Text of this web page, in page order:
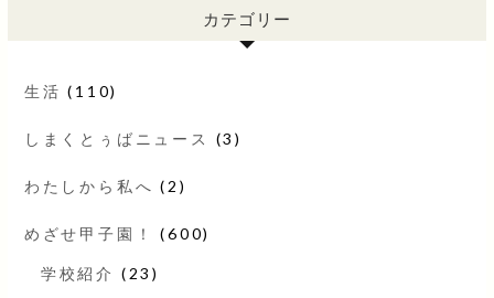
カテゴリー
生活 (110)
しまくとぅばニュース (3)
わたしから私へ (2)
めざせ甲子園！ (600)
学校紹介 (23)